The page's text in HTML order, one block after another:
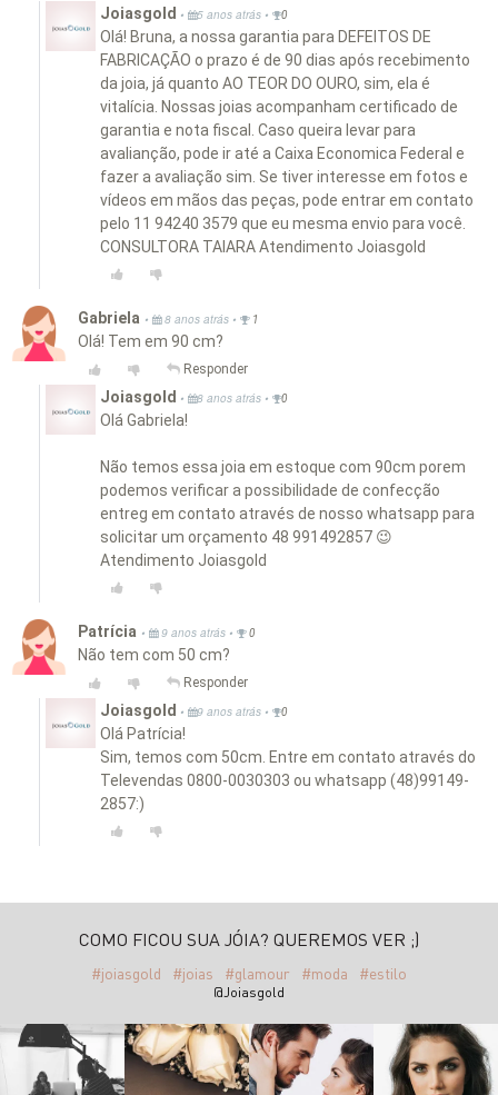
Joiasgold • 5 anos atrás • 0
Olá! Bruna, a nossa garantia para DEFEITOS DE
FABRICAÇÃO o prazo é de 90 dias após recebimento
da joia, já quanto AO TEOR DO OURO, sim, ela é
vitalícia. Nossas joias acompanham certificado de
garantia e nota fiscal. Caso queira levar para
avalianção, pode ir até a Caixa Economica Federal e
fazer a avaliação sim. Se tiver interesse em fotos e
vídeos em mãos das peças, pode entrar em contato
pelo 11 94240 3579 que eu mesma envio para você.
CONSULTORA TAIARA Atendimento Joiasgold
Gabriela • 8 anos atrás • 1
Olá! Tem em 90 cm?
Responder
Joiasgold • 8 anos atrás • 0
Olá Gabriela!
Não temos essa joia em estoque com 90cm porem
podemos verificar a possibilidade de confecção
entreg em contato através de nosso whatsapp para
solicitar um orçamento 48 991492857 😉
Atendimento Joiasgold
Patrícia • 9 anos atrás • 0
Não tem com 50 cm?
Responder
Joiasgold • 9 anos atrás • 0
Olá Patrícia!
Sim, temos com 50cm. Entre em contato através do
Televendas 0800-0030303 ou whatsapp (48)99149-
2857:)
COMO FICOU SUA JÓIA? QUEREMOS VER ;)
#joiasgold #joias #glamour #moda #estilo
@Joiasgold